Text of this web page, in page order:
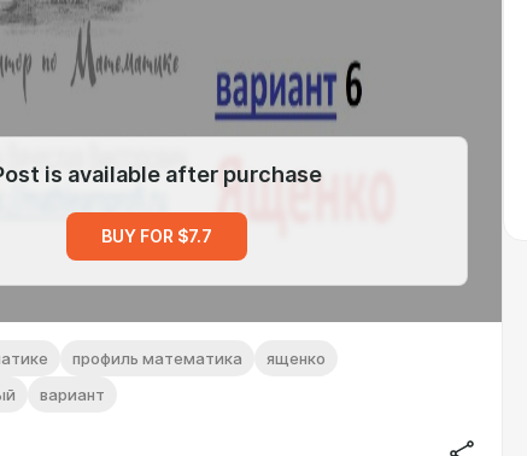
is available after purchase
BUY FOR $7.7
профиль математика
ященко
вариант